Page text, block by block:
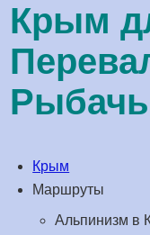
Крым
Крым
Маршруты
Альпинизм в